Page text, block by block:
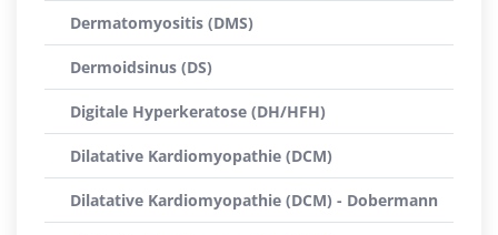
Dermatomyositis (DMS)
Dermoidsinus (DS)
Digitale Hyperkeratose (DH/HFH)
Dilatative Kardiomyopathie (DCM)
Dilatative Kardiomyopathie (DCM) - Dobermann